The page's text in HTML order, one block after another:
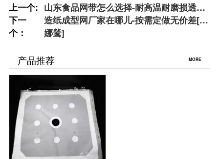
上一个: 山东食品网带怎么选择-耐高温耐磨损透气
性好[丹娜鸶]
下一
个：
造纸成型网厂家在哪儿-按需定做无价差[丹
娜鸶]
产品推荐 MORE